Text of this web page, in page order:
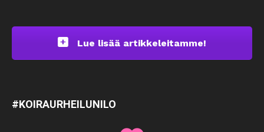
Lue lisää artikkeleitamme!
#KOIRAURHEILUNILO